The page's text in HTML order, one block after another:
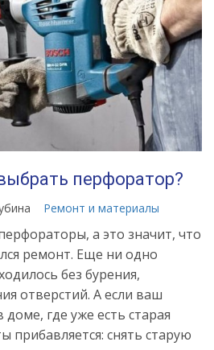
перфоратор?
Ремонт и материалы
а это значит, что
ремонт. Еще ни одно
без бурения,
отверстий. А если ваш
где уже есть старая
прибавляется: снять старую